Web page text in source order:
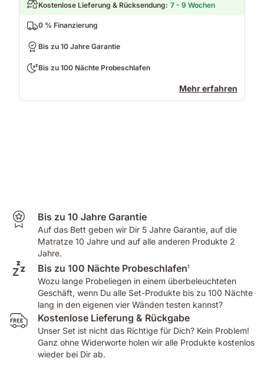
Kostenlose Lieferung & Rücksendung: 7 - 9 Wochen
0 % Finanzierung
Bis zu 10 Jahre Garantie
Bis zu 100 Nächte Probeschlafen
Mehr erfahren
Bis zu 10 Jahre Garantie
Auf das Bett geben wir Dir 5 Jahre Garantie, auf die
Matratze 10 Jahre und auf alle anderen Produkte 2
Jahre.
Bis zu 100 Nächte Probeschlafen1
Wozu lange Probeliegen in einem überbeleuchteten
Geschäft, wenn Du alle Set-Produkte bis zu 100 Nächte
lang in den eigenen vier Wänden testen kannst?
Kostenlose Lieferung & Rückgabe
Unser Set ist nicht das Richtige für Dich? Kein Problem!
Ganz ohne Widerworte holen wir alle Produkte kostenlos
wieder bei Dir ab.